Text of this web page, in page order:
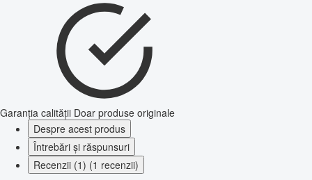
Garanția calității Doar produse originale
Despre acest produs
Întrebări și răspunsuri
Recenzii (1) (1 recenzii)